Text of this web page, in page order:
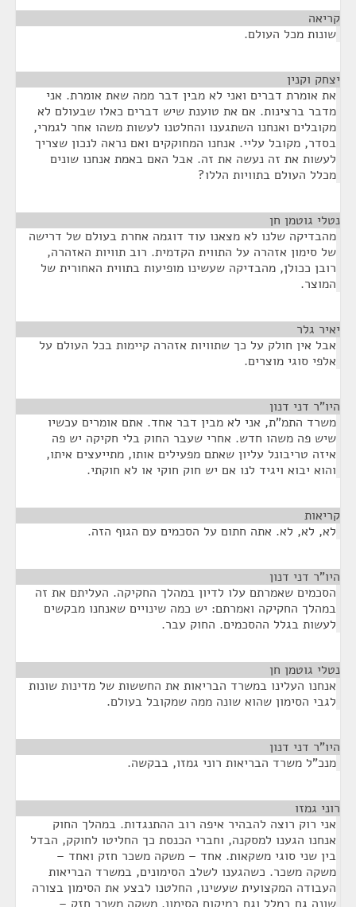
קריאה
שונות מכל העולם.
יצחק וקנין
את אומרת דברים ואני לא מבין דבר ממה שאת אומרת. אני
מדבר ברצינות. אם את טוענת שיש דברים כאלו שבעולם לא
מקובלים ואנחנו השתגענו והחלטנו לעשות משהו אחר לגמרי,
בסדר, מקובל עליי. אנחנו המחוקקים ואם נראה לנכון שצריך
לעשות את זה נעשה את זה. אבל האם באמת אנחנו שונים
מכלל העולם בתוויות הללו?
נטלי גוטמן חן
מהבדיקה שלנו לא מצאנו עוד דוגמה אחרת בעולם של דרישה
של סימון אזהרה על התווית הקדמית. רוב תוויות האזהרה,
רובן ככולן, מהבדיקה שעשינו מופיעות בתווית האחורית של
המוצר.
יאיר גלר
אבל אין חולק על כך שתוויות אזהרה קיימות בכל העולם על
אלפי סוגי מוצרים.
היו"ר דני דנון
משרד התמ"ת, אני לא מבין דבר אחד. אתם אומרים עכשיו
שיש פה משהו חדש. אחרי שעבר החוק בלי חקיקה יש פה
איזה טריבונל עליון שאתם מפעילים אותו, מתייעצים איתו,
והוא יבוא ויגיד לנו אם יש חוק חוקי או לא חוקתי.
קריאות
לא, לא, לא. אתה חתום על הסכמים עם הגוף הזה.
היו"ר דני דנון
הסכמים שאמרתם עלו לדיון במהלך החקיקה. העליתם את זה
במהלך החקיקה ואמרתם: יש כמה שינויים שאנחנו מבקשים
לעשות בגלל ההסכמים. החוק עבר.
נטלי גוטמן חן
אנחנו העלינו במשרד הבריאות את החששות של מדינות שונות
לגבי הסימון שהוא שונה ממה שמקובל בעולם.
היו"ר דני דנון
מנכ"ל משרד הבריאות רוני גמזו, בבקשה.
רוני גמזו
אני רוק רוצה להבהיר איפה רוב ההתנגדות. במהלך החוק
אנחנו הגענו למסקנה, וחברי הכנסת כך החליטו לחוקק, הבדל
בין שני סוגי משקאות. אחד – משקה משכר חזק ואחד –
משקה משכר. כשהגענו לשלב הסימונים, במשרד הבריאות
העבודה המקצועית שעשינו, החלטנו לבצע את הסימון בצורה